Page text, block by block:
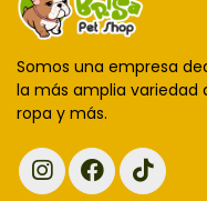
Somos una empresa
la más amplia variedad
ropa y más.